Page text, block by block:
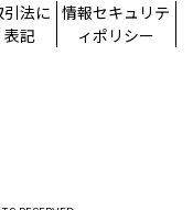
法に
表記
情報セキュリテ
ィポリシー